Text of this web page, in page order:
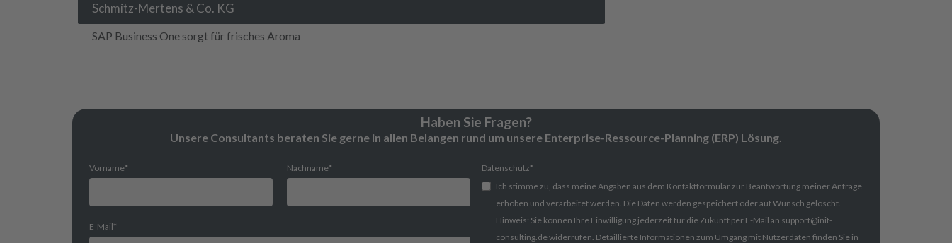
Schmitz-Mertens & Co. KG
SAP Business One sorgt für frisches Aroma
Haben Sie Fragen?
Unsere Consultants beraten Sie gerne in allen Belangen rund um unsere Enterprise-Ressource-Planning (ERP) Lösung.
Vorname* Nachname*
E-Mail*
Datenschutz*
Ich stimme zu, dass meine Angaben aus dem Kontaktformular zur Beantwortung meiner Anfrage
erhoben und verarbeitet werden. Die Daten werden gespeichert oder auf Wunsch gelöscht.
Hinweis: Sie können Ihre Einwilligung jederzeit für die Zukunft per E-Mail an support@init-
consulting.de widerrufen. Detaillierte Informationen zum Umgang mit Nutzerdaten finden Sie in